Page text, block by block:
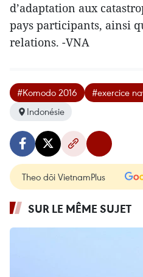
d’adaptation aux
pays participants, ainsi
relations. -VNA
#Komodo 2016 #exercice
Indonésie
Theo dõi VietnamPlus
SUR LE MÊME SUJET